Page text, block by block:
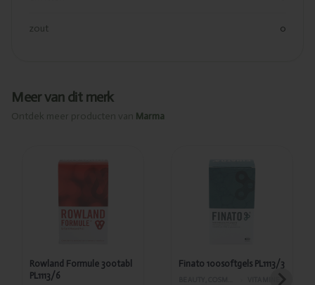
zout 0
Meer van dit merk
Ontdek meer producten van Marma
Toegevoegd
PL1113/6
Rowland Formule 300tabl
PL1113/6
Finato 100softgels PL1113/3
VITAMINES EN SUPPLEMENTEN